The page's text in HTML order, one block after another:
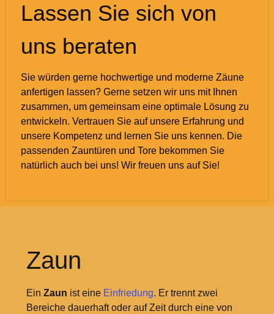
Lassen Sie sich von
uns beraten
Sie würden gerne hochwertige und moderne Zäune
anfertigen lassen? Gerne setzen wir uns mit Ihnen
zusammen, um gemeinsam eine optimale Lösung zu
entwickeln. Vertrauen Sie auf unsere Erfahrung und
unsere Kompetenz und lernen Sie uns kennen. Die
passenden Zauntüren und Tore bekommen Sie
natürlich auch bei uns! Wir freuen uns auf Sie!
Zaun
Ein Zaun ist eine Einfriedung. Er trennt zwei
Bereiche dauerhaft oder auf Zeit durch eine von